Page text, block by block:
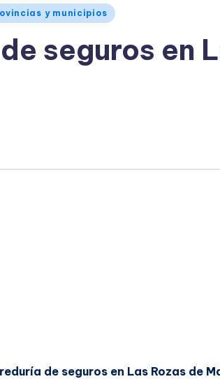
y municipios
seguros en
de seguros en Las Rozas de